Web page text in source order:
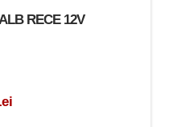
RECE 12V